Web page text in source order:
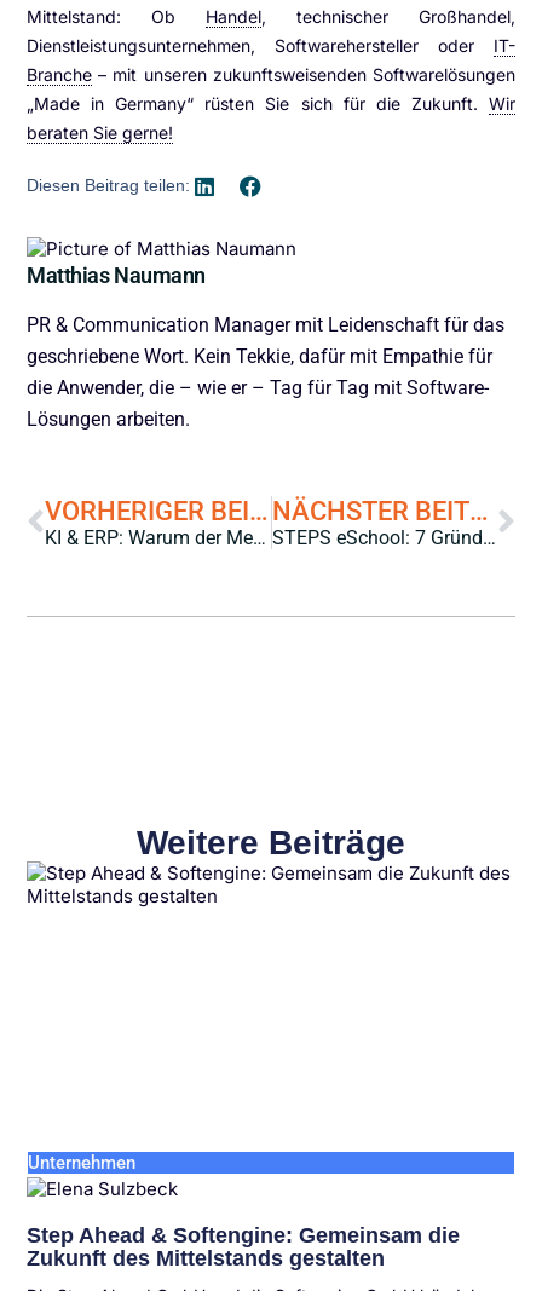
Mittelstand: Ob Handel, technischer Großhandel,
Dienstleistungsunternehmen, Softwarehersteller oder IT-
Branche – mit unseren zukunftsweisenden Softwarelösungen
„Made in Germany“ rüsten Sie sich für die Zukunft. Wir
beraten Sie gerne!
Diesen Beitrag teilen:
Matthias Naumann
PR & Communication Manager mit Leidenschaft für das
geschriebene Wort. Kein Tekkie, dafür mit Empathie für
die Anwender, die – wie er – Tag für Tag mit Software-
Lösungen arbeiten.
VORHERIGER BEITRAG
KI & ERP: Warum der Mensch der entscheidende Faktor bleibt
NÄCHSTER BEITRAG
STEPS eSchool: 7 Gründe, warum sich die Teilnahme an unseren Online-Schulungen wirklich lohnt
Weitere Beiträge
Unternehmen
Step Ahead & Softengine: Gemeinsam die
Zukunft des Mittelstands gestalten